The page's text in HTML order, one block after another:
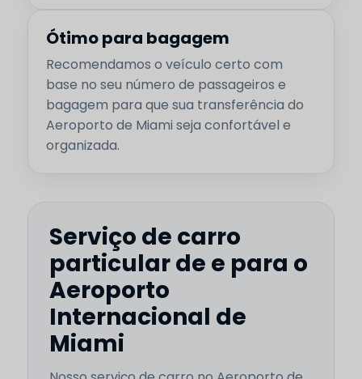
Ótimo para bagagem
Recomendamos o veículo certo com
base no seu número de passageiros e
bagagem para que sua transferência do
Aeroporto de Miami seja confortável e
organizada.
Serviço de carro
particular de e para o
Aeroporto
Internacional de
Miami